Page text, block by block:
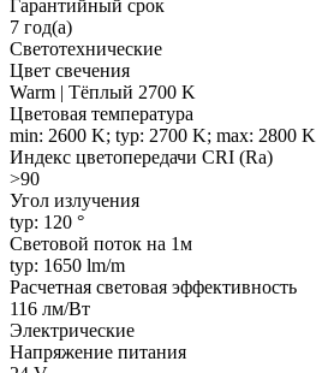
Гарантийный срок
7 год(а)
Светотехнические
Цвет свечения
Warm | Тёплый 2700 K
Цветовая температура
min: 2600 K; typ: 2700 K; max: 2800 K
Индекс цветопередачи CRI (Ra)
>90
Угол излучения
typ: 120 °
Световой поток на 1м
typ: 1650 lm/m
Расчетная световая эффективность
116 лм/Вт
Электрические
Напряжение питания